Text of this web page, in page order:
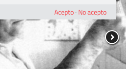
Acepto· No acepto